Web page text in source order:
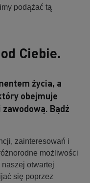
podążać tą
Ciebie.
życia, a
obejmuje
Bądź
zainteresowań i
możliwości
otwartej
się poprzez